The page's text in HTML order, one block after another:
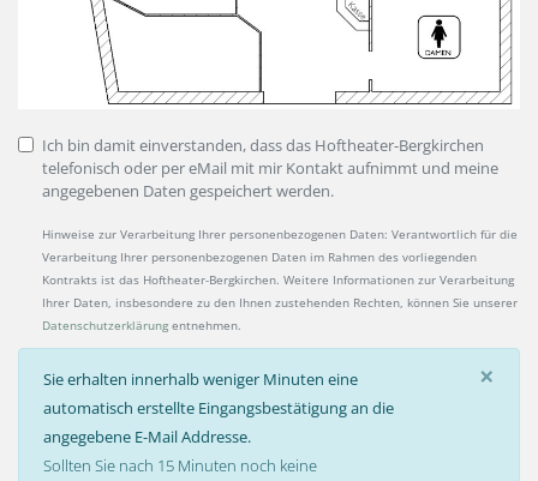
Ich bin damit einverstanden, dass das Hoftheater-Bergkirchen
telefonisch oder per eMail mit mir Kontakt aufnimmt und meine
angegebenen Daten gespeichert werden.
Hinweise zur Verarbeitung Ihrer personenbezogenen Daten: Verantwortlich für die
Verarbeitung Ihrer personenbezogenen Daten im Rahmen des vorliegenden
Kontrakts ist das Hoftheater-Bergkirchen. Weitere Informationen zur Verarbeitung
Ihrer Daten, insbesondere zu den Ihnen zustehenden Rechten, können Sie unserer
Datenschutzerklärung entnehmen.
×
Sie erhalten innerhalb weniger Minuten eine
automatisch erstellte Eingangsbestätigung an die
angegebene E-Mail Addresse.
Sollten Sie nach 15 Minuten noch keine